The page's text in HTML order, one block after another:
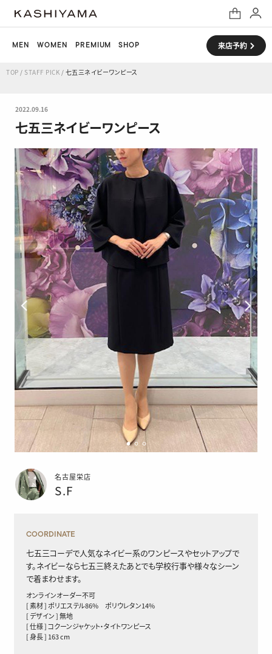
MEN WOMEN PREMIUM SHOP 来店予約
TOP / STAFF PICK / 七五三ネイビーワンピース
2022.09.16
七五三ネイビーワンピース
名古屋栄店
S.F
COORDINATE
七五三コーデで人気なネイビー系のワンピースやセットアップで
す。ネイビーなら七五三終えたあとでも学校行事や様々なシーン
で着まわせます。
オンラインオーダー不可
[ 素材 ] ポリエステル86% ポリウレタン14%
[ デザイン ] 無地
[ 仕様 ] コクーンジャケット・タイトワンピース
[ 身長 ] 163 cm